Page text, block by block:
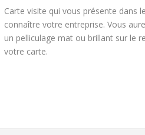
Carte visite qui vous présente dans
connaître votre entreprise. Vous
un pelliculage mat ou brillant sur le
votre carte.